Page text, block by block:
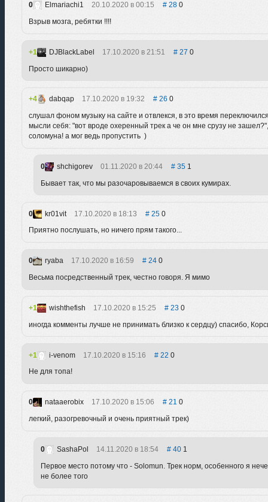
0 Elmariachi1 20.10.2020 в 00:15 280
Взрыв мозга, ребятки !!!!
1 DJBlackLabel 17.10.2020 в 21:51 27 0
Просто шикарно)
4 dabqap 17.10.2020 в 19:32 26 0
слушал фоном музыку на сайте и отвлекся, в это время
мысли себя: "вот вроде охеренный трек а че он мне срузу не
соломуна! а мог ведь пропустить )
0 shchigorev 01.11.2020 в 20:44 351
Бывает так, что мы разочаровываемся в своих кумирах.
0 kr01vit 17.10.2020 в 18:13 250
Приятно послушать, но ничего прям такого...
0 ryaba 17.10.2020 в 16:59 240
Весьма посредственный трек, честно говоря. Я мимо
1 wishthefish 17.10.2020 в 15:25 230
иногда комменты лучше не принимать близко к сердцу) спасибо,
1 i-venom 17.10.2020 в 15:16 22 0
Не для топа!
0 nataaerobix 17.10.2020 в 15:06 210
легкий, разогревочный и очень приятный трек)
0 SashaPol 14.11.2020 в 18:54 401
Первое место потому что - Solomun. Трек норм, особенного я
не более того